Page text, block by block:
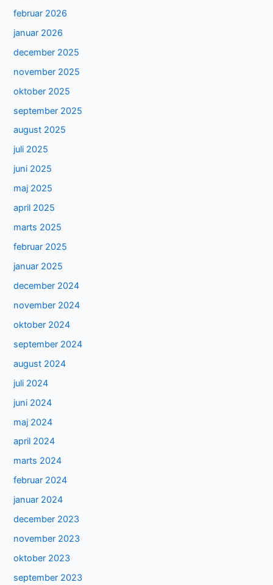
februar 2026
januar 2026
december 2025
november 2025
oktober 2025
september 2025
august 2025
juli 2025
juni 2025
maj 2025
april 2025
marts 2025
februar 2025
januar 2025
december 2024
november 2024
oktober 2024
september 2024
august 2024
juli 2024
juni 2024
maj 2024
april 2024
marts 2024
februar 2024
januar 2024
december 2023
november 2023
oktober 2023
september 2023